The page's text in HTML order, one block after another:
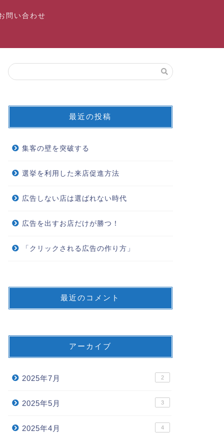
問い合わせ
最近の投稿
集客の壁を突破する
選挙を利用した来店促進方法
広告しない店は選ばれない時代
広告を出すお店だけが勝つ！
「クリックされる広告の作り方」
最近のコメント
アーカイブ
2025年7月 2
2025年5月 3
2025年4月 4